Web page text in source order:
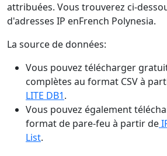
attribuées. Vous trouverez ci-
d'adresses IP enFrench Polynesia.
La source de données:
Vous pouvez télécharger
complètes au format CSV à
LITE DB1.
Vous pouvez également
format de pare-feu à partir de
List.